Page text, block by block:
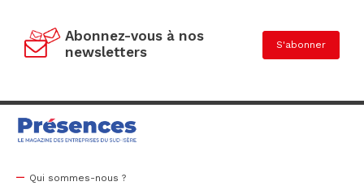
Abonnez-vous à nos
newsletters
S'abonner
Qui sommes-nous ?